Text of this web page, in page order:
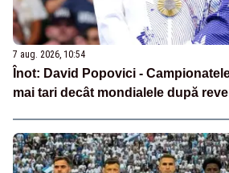
7 aug. 2026, 10:54
Înot: David Popovici -
mai tari decât mondialele după